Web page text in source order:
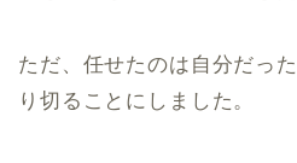
ただ、任せたのは自分だっ
り切ることにしました。